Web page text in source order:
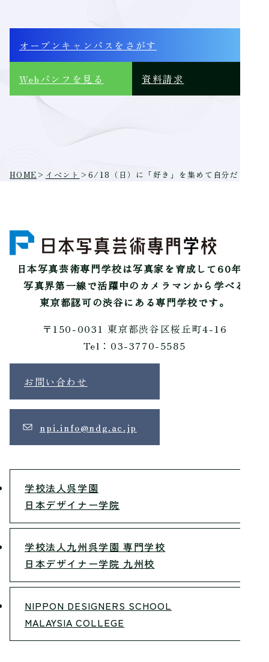
オープンキャンパス をさがす
Webパンフ を見る 資料請求
HOME > イベント >6/18（日）に「好き」を集めて自分だけの一
日本写真芸術専門学校は写真家を育成して60年。
写真界第一線で活躍中のカメラマンから学べる
東京都認可の渋谷にある専門学校です。
〒150-0031 東京都渋谷区桜丘町4-16
Tel：03-3770-5585
お問い合わせ
npi.info@ndg.ac.jp
学校法人呉学園
日本デザイナー学院
学校法人九州呉学園 専門学校
日本デザイナー学院 九州校
NIPPON DESIGNERS SCHOOL
MALAYSIA COLLEGE